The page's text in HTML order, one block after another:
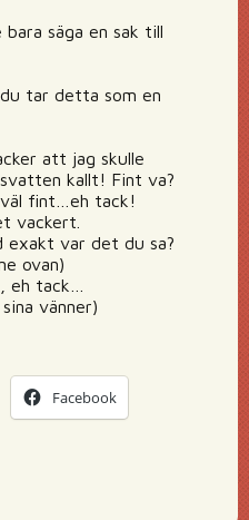
säga en sak till
tar detta som en
att jag skulle
kallt! Fint va?
fint…eh tack!
vackert.
exakt var det du sa?
ovan)
eh tack…
vänner)
Facebook